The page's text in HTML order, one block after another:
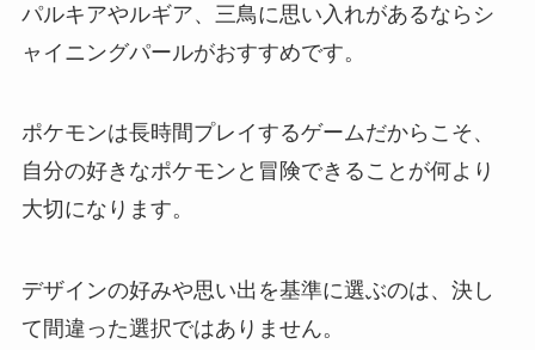
パルキアやルギア、三鳥に思い入れがあるならシ
ャイニングパールがおすすめです。
ポケモンは長時間プレイするゲームだからこそ、
自分の好きなポケモンと冒険できることが何より
大切になります。
デザインの好みや思い出を基準に選ぶのは、決し
て間違った選択ではありません。